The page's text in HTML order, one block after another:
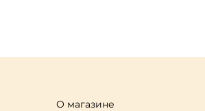
О магазине